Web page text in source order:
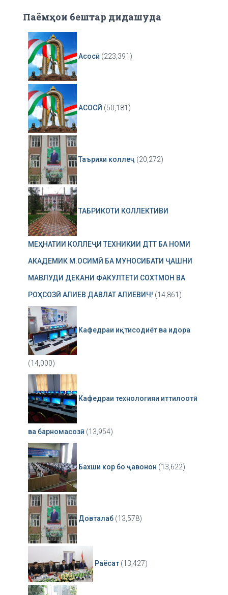
Паёмҳои бештар дидашуда
Асосӣ (223,391)
АСОСӢ (50,181)
Таърихи коллеҷ (20,272)
ТАБРИКОТИ КОЛЛЕКТИВИ
МЕҲНАТИИ КОЛЛЕҶИ ТЕХНИКИИ ДТТ БА НОМИ
АКАДЕМИК М.ОСИМӢ БА МУНОСИБАТИ ҶАШНИ
МАВЛУДИ ДЕКАНИ ФАКУЛТЕТИ СОХТМОН ВА
РОҲСОЗӢ АЛИЕВ ДАВЛАТ АЛИЕВИЧ! (14,861)
Кафедраи иқтисодиёт ва идора
(14,000)
Кафедраи технологияи иттилоотӣ
ва барномасозӣ (13,954)
Бахши кор бо ҷавонон (13,622)
Довталаб (13,578)
Раёсат (13,427)